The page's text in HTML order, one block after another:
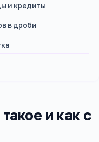
и кредиты
в дроби
и как с